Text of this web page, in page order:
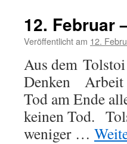
12. Februar
Veröffentlicht am 12.
Aus dem
Denken Arbeit
Tod am Ende
keinen Tod.
weniger …